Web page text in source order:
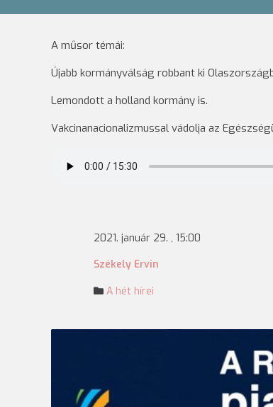
A műsor témái:
Újabb kormányválság robbant ki
Lemondott a holland kormány is.
Vakcinanacionalizmussal vádolja az
2021. január 29. , 15:00
Székely Ervin
A hét hírei